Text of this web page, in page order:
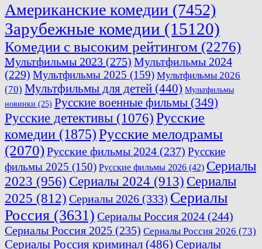
Американские комедии (7452)
Зарубежные комедии (15120)
Комедии с высоким рейтингом (2276)
Мультфильмы 2023 (275) Мультфильмы 2024
(229) Мультфильмы 2025 (159) Мультфильмы 2026
(70) Мультфильмы для детей (440) Мультфильмы
новинки (25) Русские военные фильмы (349)
Русские детективы (1076)Русские
комедии (1875)Русские мелодрамы
(2070)Русские фильмы 2024 (237) Русские
фильмы 2025 (150) Русские фильмы 2026 (42) Сериалы
2023 (956) Сериалы 2024 (913) Сериалы
2025 (812) Сериалы 2026 (333) Сериалы
Россия (3631) Сериалы Россия 2024 (244)
Сериалы Россия 2025 (235) Сериалы Россия 2026 (73)
Сериалы Россия криминал (486) Сериалы